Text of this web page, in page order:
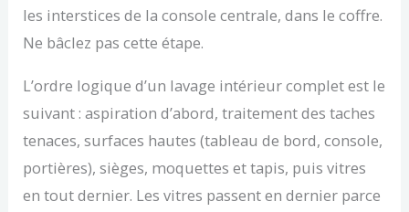
les interstices de la console centrale, dans le coffre.
Ne bâclez pas cette étape.
L’ordre logique d’un lavage intérieur complet est le
suivant : aspiration d’abord, traitement des taches
tenaces, surfaces hautes (tableau de bord, console,
portières), sièges, moquettes et tapis, puis vitres
en tout dernier. Les vitres passent en dernier parce